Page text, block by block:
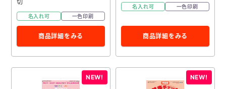
切
名入れ可 一色印刷
商品詳細をみる
名入れ可 一色印刷
商品詳細をみる